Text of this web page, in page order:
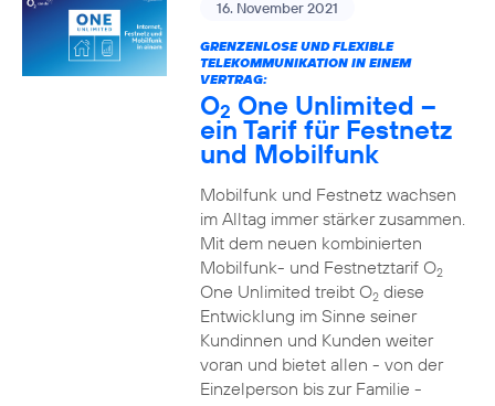
16. November 2021
GRENZENLOSE UND FLEXIBLE
TELEKOMMUNIKATION IN EINEM
VERTRAG:
O2 One Unlimited –
ein Tarif für Festnetz
und Mobilfunk
Mobilfunk und Festnetz wachsen
im Alltag immer stärker zusammen.
Mit dem neuen kombinierten
Mobilfunk- und Festnetztarif O2
One Unlimited treibt O2diese
Entwicklung im Sinne seiner
Kundinnen und Kunden weiter
voran und bietet allen - von der
Einzelperson bis zur Familie -